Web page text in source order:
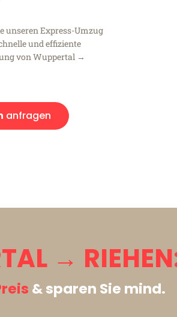
unseren Express-Umzug
und effiziente
von Wuppertal →
anfragen
→
& sparen Sie mind.